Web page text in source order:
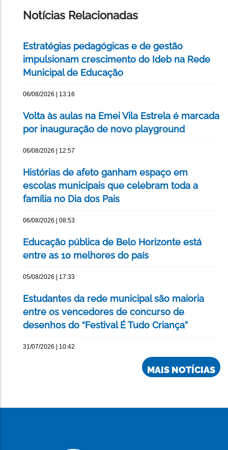
Notícias Relacionadas
Estratégias pedagógicas e de gestão
impulsionam crescimento do Ideb na Rede
Municipal de Educação
06/08/2026 | 13:16
Volta às aulas na Emei Vila Estrela é marcada
por inauguração de novo playground
06/08/2026 | 12:57
Histórias de afeto ganham espaço em
escolas municipais que celebram toda a
família no Dia dos Pais
06/08/2026 | 08:53
Educação pública de Belo Horizonte está
entre as 10 melhores do país
05/08/2026 | 17:33
Estudantes da rede municipal são maioria
entre os vencedores de concurso de
desenhos do “Festival É Tudo Criança”
31/07/2026 | 10:42
MAIS NOTÍCIAS